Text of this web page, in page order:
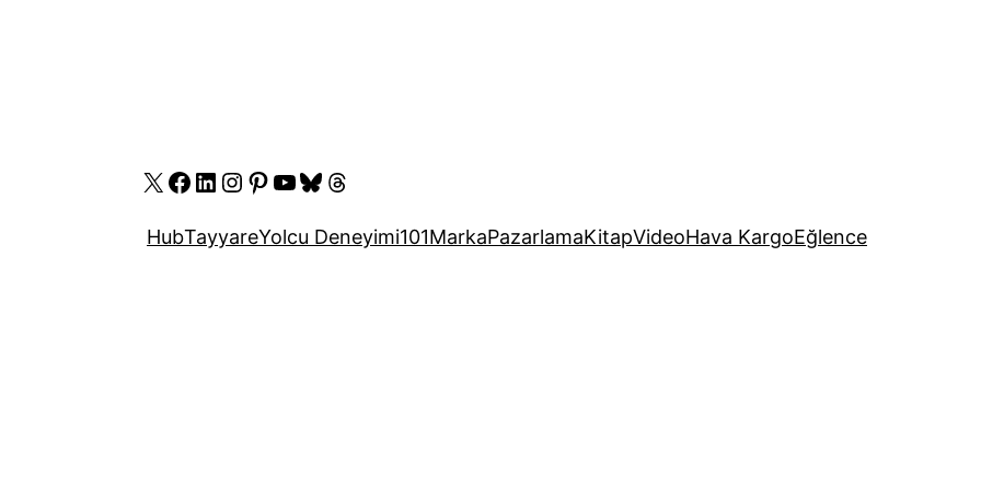
X Facebook
LinkedIn
Instagram
Pinterest
YouTube
Bluesky
Threads
HubTayyareYolcu Deneyimi101MarkaPazarlamaKitapVideoHava KargoEğlence